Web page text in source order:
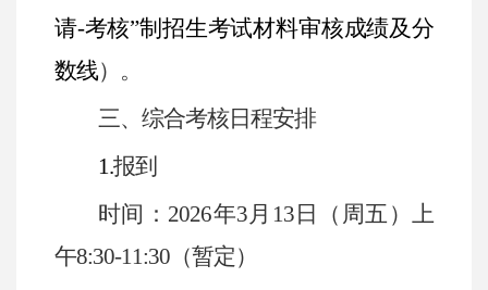
请-考核”制招生考试材料审核成绩及分
数线）。
三、 综合考核日程安排
1.报到
时间： 2026年3月 13日（周五）上
午8:30-11:30 （暂定）